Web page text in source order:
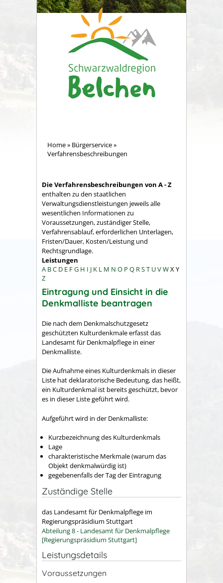
Home» Bürgerservice»
Verfahrensbeschreibungen
Die Verfahrensbeschreibungen von A - Z
enthalten zu den staatlichen
Verwaltungsdienstleistungen jeweils alle
wesentlichen Informationen zu
Voraussetzungen, zuständiger Stelle,
Verfahrensablauf, erforderlichen Unterlagen,
Fristen/Dauer, Kosten/Leistung und
Rechtsgrundlage.
Leistungen
A BC D E FG H I J K L M N O P Q RST UVWX Y
Z
Eintragung und Einsicht in die
Denkmalliste beantragen
Die nach dem Denkmalschutzgesetz
geschützten Kulturdenkmale erfasst das
Landesamt für Denkmalpflege in einer
Denkmalliste.
Die Aufnahme eines Kulturdenkmals in dieser
Liste hat deklaratorische Bedeutung, das heißt,
ein Kulturdenkmal ist bereits geschützt, bevor
es in dieser Liste geführt wird.
Aufgeführt wird in der Denkmalliste:
Kurzbezeichnung des Kulturdenkmals
Lage
charakteristische Merkmale (warum das
Objekt denkmalwürdig ist)
gegebenenfalls der Tag der Eintragung
Zuständige Stelle
das Landesamt für Denkmalpflege im
Regierungspräsidium Stuttgart
Abteilung 8 - Landesamt für Denkmalpflege
[Regierungspräsidium Stuttgart]
Leistungsdetails
Voraussetzungen